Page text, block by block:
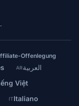
.
Offenlegung
ARالعربية
Việt
ITItaliano